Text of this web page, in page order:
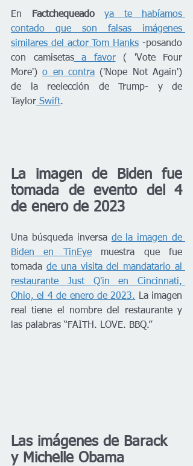
En Factchequeado
ya te habíamos
contado que son falsas imágenes
similares del actor Tom Hanks -posando
con camisetas a favor ( 'Vote Four
More') o en contra ('Nope Not Again')
de la reelección de Trump- y de
Taylor Swift.
La imagen de Biden fue
tomada de evento del 4
de enero de 2023
Una búsqueda inversa de la imagen de
Biden en TinEye muestra que fue
tomada de una visita del mandatario al
restaurante Just Q'in en Cincinnati,
Ohio, el 4 de enero de 2023. La imagen
real tiene el nombre del restaurante y
las palabras “FAITH. LOVE. BBQ.”
Las imágenes de Barack
y Michelle Obama